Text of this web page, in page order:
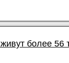
более